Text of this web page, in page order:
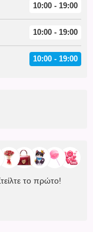
10:00 - 19:00
10:00 - 19:00
10:00 - 19:00
το πρώτο!